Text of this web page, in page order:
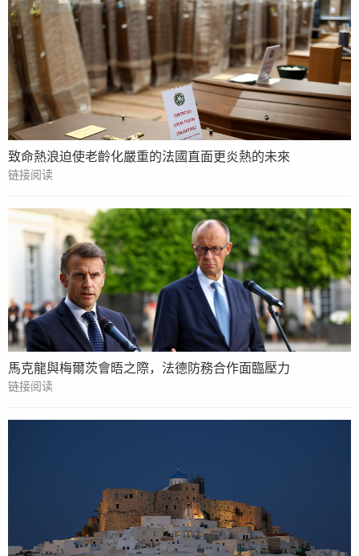
致命熱浪迫使老齡化嚴重的法國直面更炎熱的未來
链接阅读
馬克龍與梅爾茨會晤之際，法德防務合作面臨壓力
链接阅读